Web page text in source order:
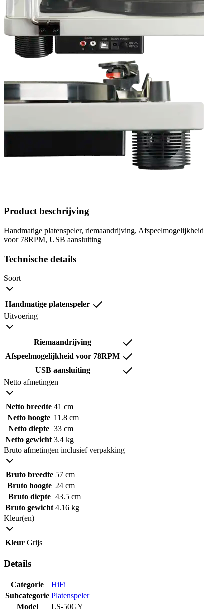
Product beschrijving
Handmatige platenspeler, riemaandrijving, Afspeelmogelijkheid
voor 78RPM, USB aansluiting
Technische details
Soort
Handmatige platenspeler
Uitvoering
Riemaandrijving
Afspeelmogelijkheid voor 78RPM
USB aansluiting
Netto afmetingen
Netto breedte 41 cm
Netto hoogte 11.8 cm
Netto diepte 33 cm
Netto gewicht 3.4 kg
Bruto afmetingen inclusief verpakking
Bruto breedte 57 cm
Bruto hoogte 24 cm
Bruto diepte 43.5 cm
Bruto gewicht 4.16 kg
Kleur(en)
Kleur Grijs
Details
Categorie
HiFi
Subcategorie Platenspeler
Model
LS-50GY